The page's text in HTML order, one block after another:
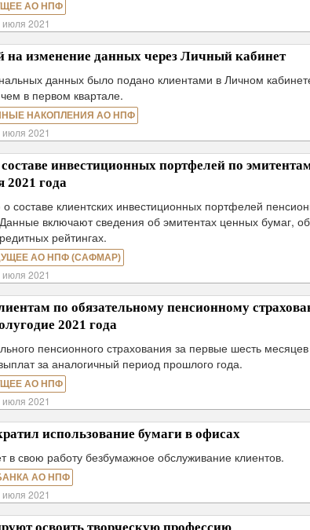
АО НПФ
июля 2021
на изменение данных через Личный кабинет
данных было подано клиентами в Личном
в первом квартале.
НАКОПЛЕНИЯ АО НПФ
июля 2021
инвестиционных портфелей по
2021 года
клиентских инвестиционных портфелей
включают сведения об эмитентах ценных бумаг,
рейтингах.
АО НПФ (САФМАР)
июля 2021
по обязательному пенсионному
2021 года
пенсионного страхования за первые шесть месяцев
за аналогичный период прошлого года.
АО НПФ
июля 2021
использование бумаги в офисах
свою работу безбумажное обслуживание клиентов.
АО НПФ
июля 2021